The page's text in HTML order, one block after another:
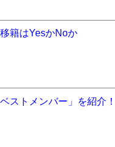
籍はYesかNoか
ストメンバー」を紹介